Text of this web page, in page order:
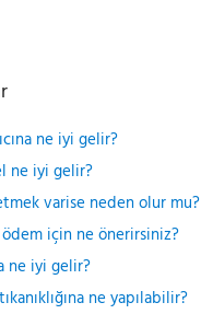
ne iyi gelir?
ne iyi gelir?
varise neden olur mu?
için ne önerirsiniz?
ne iyi gelir?
ne yapılabilir?